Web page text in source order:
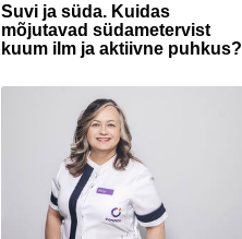
Suvi ja süda. Kuidas
mõjutavad südametervist
kuum ilm ja aktiivne puhkus?